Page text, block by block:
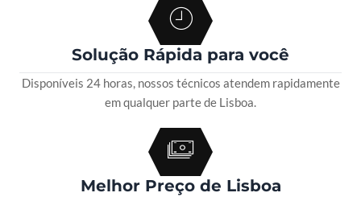
Solução Rápida para você
Disponíveis 24 horas, nossos técnicos atendem rapidamente
em qualquer parte de Lisboa.
Melhor Preço de Lisboa